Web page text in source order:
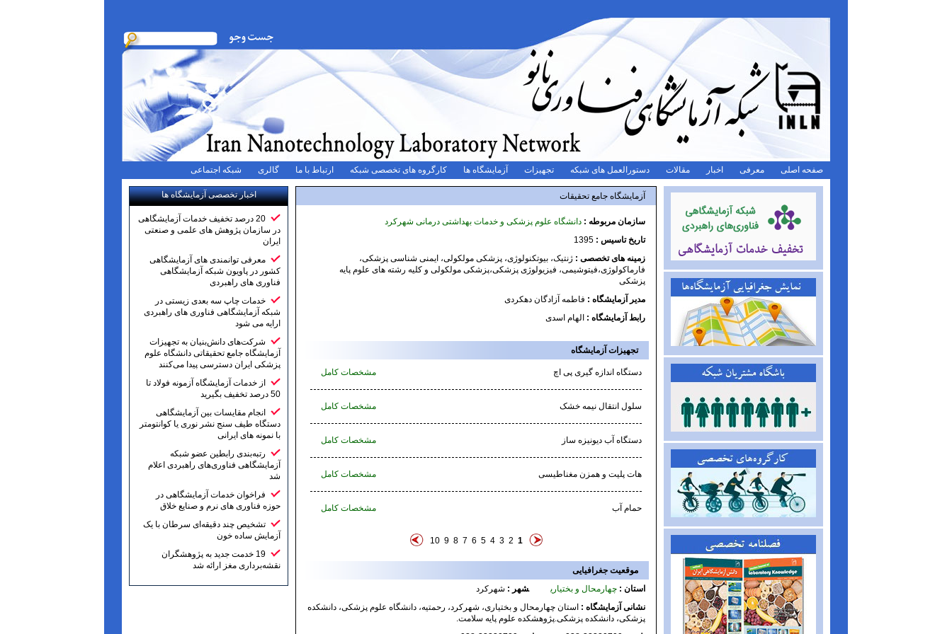
صفحه اصلی معرفی اخبار مقالات دستورالعمل های شبکه تجهیزات آزمایشگاه ها کارگروه های تخصصی شبکه ارتباط با ما گالری شبکه اجتماعی
اخبار تخصصی آزمایشگاه ها
20 درصد تخفیف خدمات آزمایشگاهی
در سازمان پژوهش های علمی و صنعتی
ایران
معرفی توانمندی های آزمایشگاهی
کشور در پاویون شبکه آزمایشگاهی
فناوری های راهبردی
خدمات چاپ سه بعدی زیستی در
شبکه آزمایشگاهی فناوری های راهبردی
ارایه می شود
شرکت‌های دانش‌بنیان به تجهیزات
آزمایشگاه جامع تحقیقاتی دانشگاه علوم
پزشکی ایران دسترسی پیدا می‌کنند
از خدمات آزمایشگاه آزمونه فولاد تا
50 درصد تخفیف بگیرید
انجام مقایسات بین آزمایشگاهی
دستگاه طیف سنج نشر نوری یا کوانتومتر
با نمونه های ایرانی
رتبه‌بندی رابطین عضو شبکه
آزمایشگاهی فناوری‌های راهبردی اعلام
شد
فراخوان خدمات آزمایشگاهی در
حوزه فناوری های نرم و صنایع خلاق
تشخیص چند دقیقه‌ای سرطان با یک
آزمایش ساده خون
19 خدمت جدید به پژوهشگران
نقشه‌برداری مغز ارائه شد
آزمایشگاه جامع تحقیقات
سازمان مربوطه : دانشگاه علوم پزشکی و خدمات بهداشتی درمانی شهرکرد
تاریخ تاسیس : 1395
زمینه های تخصصی : ژنتیک، بیوتکنولوژی، پزشکی مولکولی، ایمنی شناسی پزشکی،
فارماکولوژی،فیتوشیمی، فیزیولوژی پزشکی،پزشکی مولکولی و کلیه رشته های علوم پایه
پزشکی
مدیر آزمایشگاه : فاطمه آزادگان دهکردی
رابط آزمایشگاه : الهام اسدی
تجهیزات آزمایشگاه
دستگاه اندازه گیری پی اچ مشخصات کامل
سلول انتقال نیمه خشک مشخصات کامل
دستگاه آب دیونیزه ساز مشخصات کامل
هات پلیت و همزن مغناطیسی مشخصات کامل
حمام آب مشخصات کامل
1
2
3
4
5
6
7
8
9
10
موقعیت جغرافیایی
استان : چهارمحال و بختیاری شهر : شهرکرد
نشانی آزمایشگاه : استان چهارمحال و بختیاری، شهرکرد، رحمتیه، دانشگاه علوم پزشکی، دانشکده
پزشکی، دانشکده پزشکی.پژوهشکده علوم پایه سلامت.